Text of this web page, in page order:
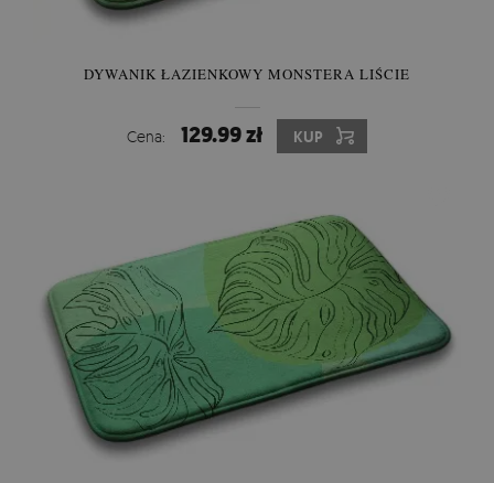
DYWANIK ŁAZIENKOWY MONSTERA LIŚCIE
Cena: 129.99 zł KUP